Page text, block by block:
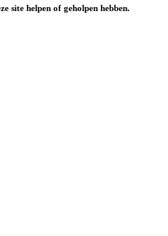
site helpen of geholpen hebben.